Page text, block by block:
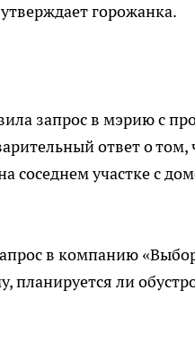
горожанка.
запрос в мэрию с
ответ о
соседнем участке с
в компанию
планируется ли